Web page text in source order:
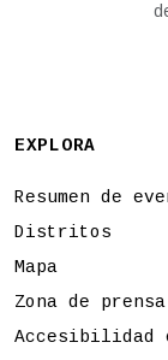
EXPLORA
Resumen de
Distritos
Mapa
Zona de prensa
Accesibilidad